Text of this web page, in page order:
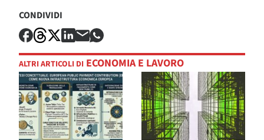
CONDIVIDI
ALTRI ARTICOLI DI ECONOMIA E LAVORO